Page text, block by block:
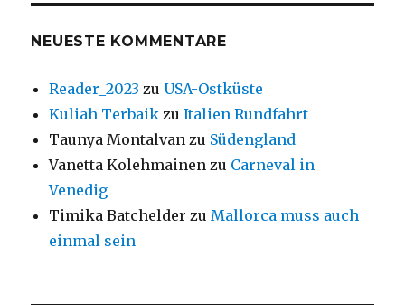
NEUESTE KOMMENTARE
Reader_2023 zuUSA-Ostküste
Kuliah Terbaik zuItalien Rundfahrt
Taunya Montalvan zu Südengland
Vanetta Kolehmainen zu Carneval in
Venedig
Timika Batchelder zu Mallorca muss auch
einmal sein